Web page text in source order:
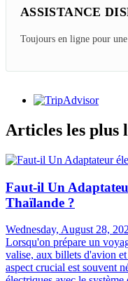
MEILLEUR
Toujours en ligne pour une